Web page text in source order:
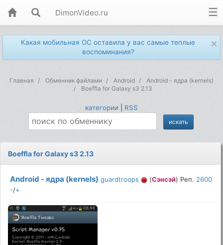
DimonVideo.ru
×
Какая мобильная ОС оставила у вас самые теплые
воспоминания?
Главная Обменник файлами Android
Android - ядра (kernels)
Boeffla for Galaxy s3 2.13
категории RSS
Boeffla for Galaxy s3 2.13
Android - ядра (kernels) guardtroops (Сэнсэй) Реп. 2600
-/+